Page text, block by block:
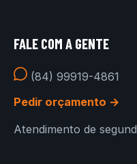
FALE COM A GENTE
(84) 99919-4861
Pedir orçamento →
Atendimento de